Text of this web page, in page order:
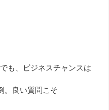
も、ビジネスチャンスは
。良い質問こそ